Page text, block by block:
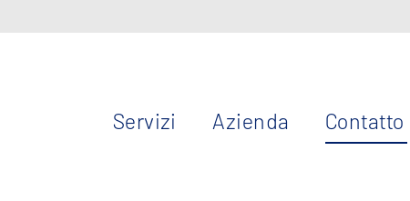
Servizi Azienda Contatto